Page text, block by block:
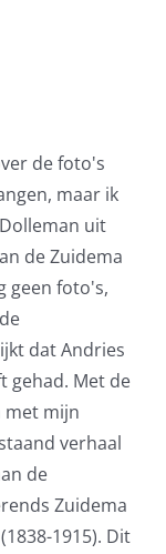
de foto's
maar ik
uit
de Zuidema
geen foto's,
dat Andries
gehad. Met de
met mijn
verhaal
de
Zuidema
1915). Dit